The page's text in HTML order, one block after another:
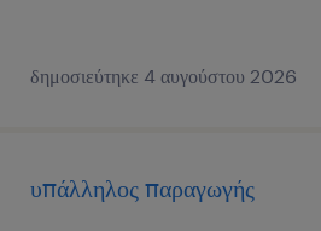
δημοσιεύτηκε 4 αυγούστου 2026
υπάλληλος παραγωγής